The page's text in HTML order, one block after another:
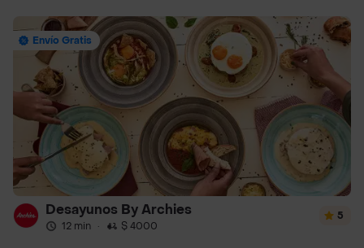
Envío Gratis
Desayunos By Archies
12 min · $ 4000
5